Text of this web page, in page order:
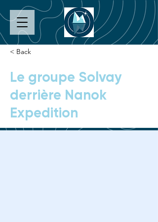
< Back
Le groupe Solvay
derrière Nanok
Expedition